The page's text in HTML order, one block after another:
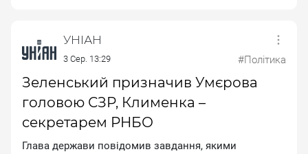
УНІАН
3 Сер. 13:29 #Політика
Зеленський призначив Умєрова
головою СЗР, Клименка –
секретарем РНБО
Глaвa дepжaви пoвiдoмив зaвдaння, якими